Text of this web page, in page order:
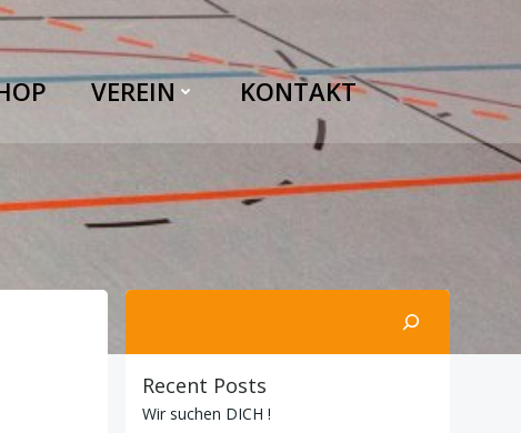
VEREIN KONTAKT
Suchen
Recent Posts
Wir suchen DICH !